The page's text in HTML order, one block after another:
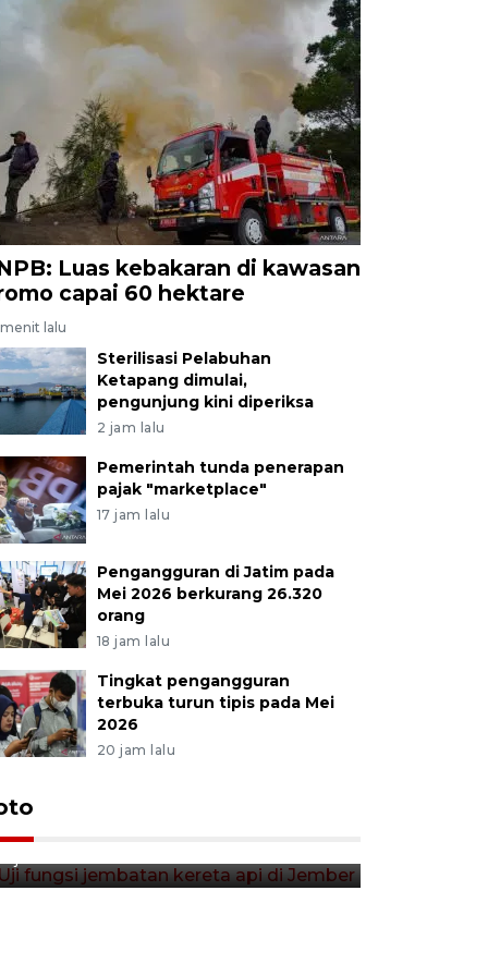
Luas kebakaran di kawasan
capai 60 hektare
lalu
Sterilisasi Pelabuhan
Ketapang dimulai,
pengunjung kini diperiksa
2 jam lalu
Pemerintah tunda penerapan
pajak "marketplace"
17 jam lalu
Pengangguran di Jatim pada
Mei 2026 berkurang 26.320
orang
18 jam lalu
Tingkat pengangguran
terbuka turun tipis pada Mei
2026
20 jam lalu
Uji fungsi jembatan kereta api
di Jember